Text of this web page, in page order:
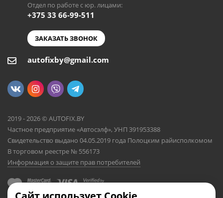
Отдел по работе с юр. лицами:
+375 33 66-99-511
ЗАКАЗАТЬ ЗВОНОК
autofixby@gmail.com
2019 - 2026 © AUTOFIX.BY
Частное предприятие «Автосэлф», УНП 391953388
Свидетельство выдано 04.05.2019 года Полоцким райисполкомом
В торговом реестре № 556173
Информация о защите прав потребителей